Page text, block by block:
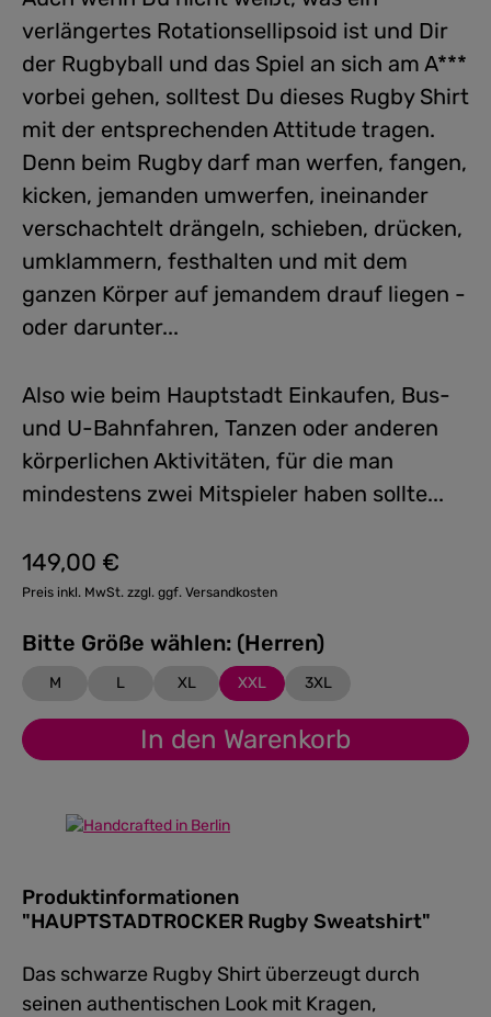
verlängertes Rotationsellipsoid ist und Dir
der Rugbyball und das Spiel an sich am A***
vorbei gehen, solltest Du dieses Rugby Shirt
mit der entsprechenden Attitude tragen.
Denn beim Rugby darf man werfen, fangen,
kicken, jemanden umwerfen, ineinander
verschachtelt drängeln, schieben, drücken,
umklammern, festhalten und mit dem
ganzen Körper auf jemandem drauf liegen -
oder darunter...
Also wie beim Hauptstadt Einkaufen, Bus-
und U-Bahnfahren, Tanzen oder anderen
körperlichen Aktivitäten, für die man
mindestens zwei Mitspieler haben sollte...
Regulärer Preis:
149,00 €
Preis inkl. MwSt. zzgl. ggf. Versandkosten
Bitte Größe wählen: (Herren)
M L XL XXL 3XL
In den Warenkorb
Produktinformationen
"HAUPTSTADTROCKER Rugby Sweatshirt"
Das schwarze Rugby Shirt überzeugt durch
seinen authentischen Look mit Kragen,